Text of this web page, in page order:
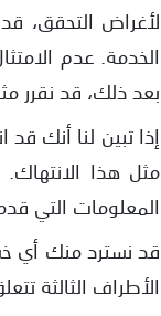
لأغراض التحقق،
الخدمة. عدم
بعد ذلك، قد نقرر
إذا تبين لنا أنك
مثل هذا
المعلومات التي
قد نسترد منك أي
الأطراف الثالثة